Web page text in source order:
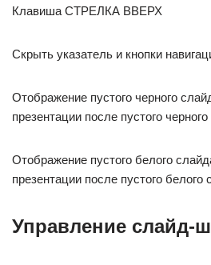
Клавиша СТРЕЛКА ВВЕРХ
Скрыть указатель и кнопки
Отображение пустого черного
презентации после пустого
Отображение пустого белого
презентации после пустого белого
Управление слайд-